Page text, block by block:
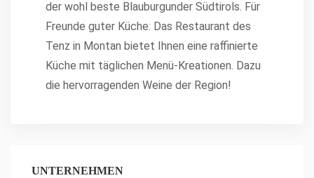
der wohl beste Blauburgunder Südtirols. Für
Freunde guter Küche: Das Restaurant des
Tenz in Montan bietet Ihnen eine raffinierte
Küche mit täglichen Menü-Kreationen. Dazu
die hervorragenden Weine der Region!
UNTERNEHMEN